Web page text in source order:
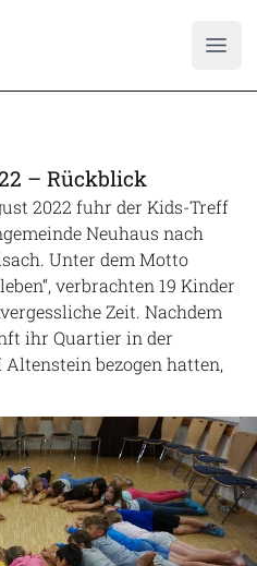
– Rückblick
2022 fuhr der Kids-Treff
Neuhaus nach
Unter dem Motto
verbrachten 19 Kinder
Zeit. Nachdem
ihr Quartier in der
Altenstein bezogen hatten,